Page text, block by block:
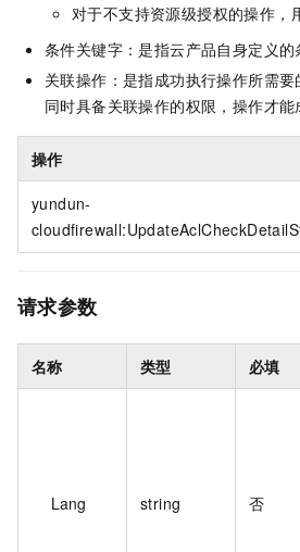
对于不支持资源级授权的操作，
条件关键字：是指云产品自身定义的
关联操作：是指成功执行操作所需
同时具备关联操作的权限，操作才能
操作
yundun-
请求参数
名称 类型 必填
Lang string 否